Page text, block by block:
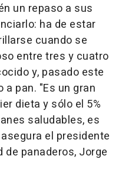
un repaso a sus
ha de estar
cuando se
entre tres y cuatro
y, pasado este
pan. "Es un gran
dieta y sólo el 5%
saludables, es
el presidente
de panaderos, Jorge